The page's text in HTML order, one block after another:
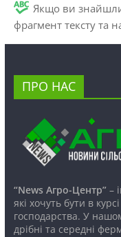
Якщо ви
фрагмент тексту та
ПРО НАС
“News Агро-Центр”–
які хочуть бути в
господарства. У
дрібні та середні